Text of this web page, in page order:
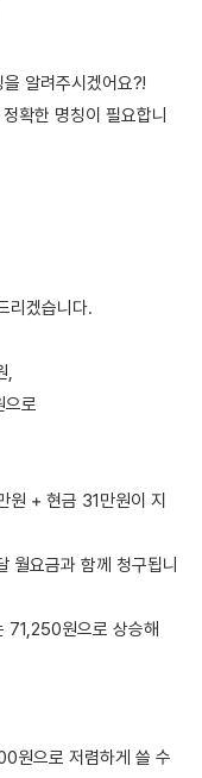
알려주시겠어요?!
확한 명칭이 필요합니
리겠습니다.
,
로
원 + 현금 31만원이 지
요금과 함께 청구됩니
71,250원으로 상승해
원으로 저렴하게 쓸 수